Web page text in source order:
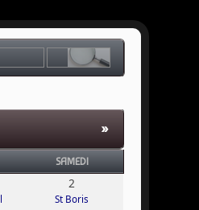
»
SAMEDI
2
St Boris